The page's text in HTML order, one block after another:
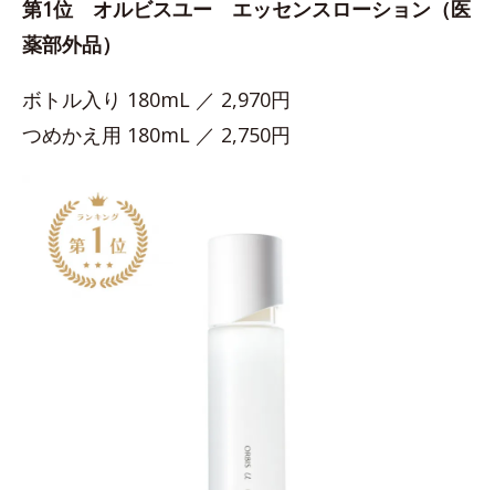
第1位 オルビスユー エッセンスローション（医
薬部外品）
ボトル入り 180mL ／ 2,970円
つめかえ用 180mL ／ 2,750円